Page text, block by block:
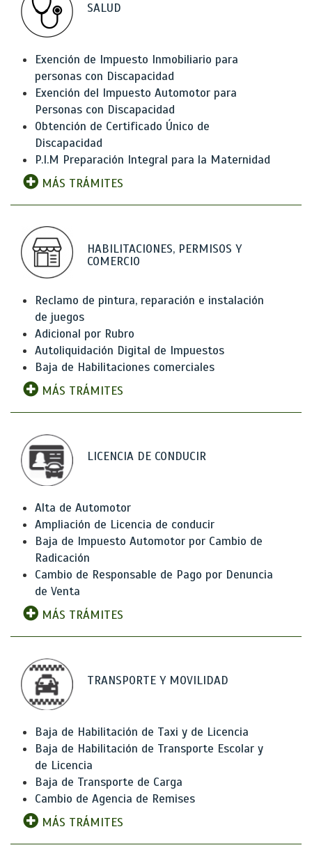
SALUD
Exención de Impuesto Inmobiliario para
personas con Discapacidad
Exención del Impuesto Automotor para
Personas con Discapacidad
Obtención de Certificado Único de
Discapacidad
P.I.M Preparación Integral para la Maternidad
MÁS TRÁMITES
HABILITACIONES, PERMISOS Y
COMERCIO
Reclamo de pintura, reparación e instalación
de juegos
Adicional por Rubro
Autoliquidación Digital de Impuestos
Baja de Habilitaciones comerciales
MÁS TRÁMITES
LICENCIA DE CONDUCIR
Alta de Automotor
Ampliación de Licencia de conducir
Baja de Impuesto Automotor por Cambio de
Radicación
Cambio de Responsable de Pago por Denuncia
de Venta
MÁS TRÁMITES
TRANSPORTE Y MOVILIDAD
Baja de Habilitación de Taxi y de Licencia
Baja de Habilitación de Transporte Escolar y
de Licencia
Baja de Transporte de Carga
Cambio de Agencia de Remises
MÁS TRÁMITES